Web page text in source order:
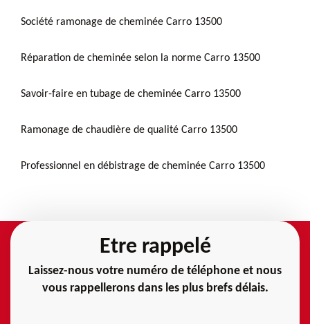
Société ramonage de cheminée Carro 13500
Réparation de cheminée selon la norme Carro 13500
Savoir-faire en tubage de cheminée Carro 13500
Ramonage de chaudière de qualité Carro 13500
Professionnel en débistrage de cheminée Carro 13500
Etre rappelé
Laissez-nous votre numéro de téléphone et nous
vous rappellerons dans les plus brefs délais.